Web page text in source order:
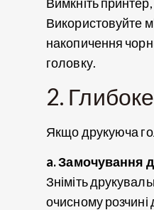
Використовуйте
накопичення
головку.
2.
Якщо друкуюча
a. Замочування
Зніміть
очисному розчині